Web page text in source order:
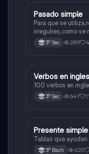
Inglés
Pasado simple
Para que se
irregulres,como se
pasado simple.
3º Sec 289 4
Inglés
Verbos en ingles
100 verbos en
3º Sec 641 11
Inglés
Presente simple
Tablas que
3º Bach 620